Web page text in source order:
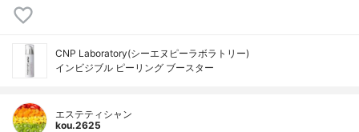
CNP Laboratory(シーエヌピーラボラトリー)
インビジブル ピーリング ブースター
エステティシャン
kou.2625